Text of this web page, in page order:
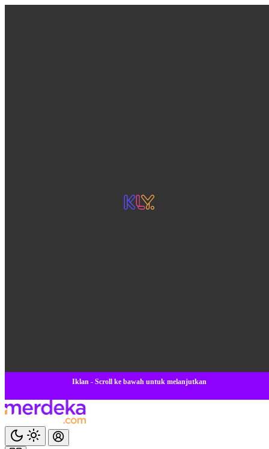
Iklan - Scroll ke bawah untuk melanjutkan